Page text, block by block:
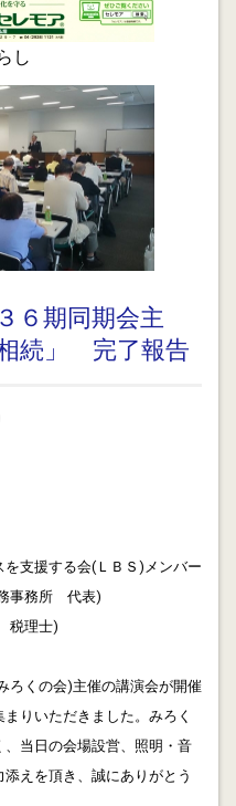
事業承継、マネジメン
け、各種セミナーの開
する予定です。
参加しました。
業を勧められた？ 事業
緒に考えます！
先送りは解決になりま
定性情報の発信の重要
し
６期同期会主
続」 完了報告
支援する会(ＬＢＳ)メンバー
事務所 代表)
税理士)
ろくの会)主催の講演会が開催
りいただきました。みろく
当日の会場設営、照明・音
えを頂き、誠にありがとう